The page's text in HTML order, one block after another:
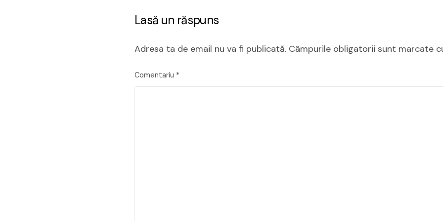
Lasă un răspuns
Adresa ta de email nu va fi publicată. Câmpurile obligatorii sunt marcate
Comentariu *